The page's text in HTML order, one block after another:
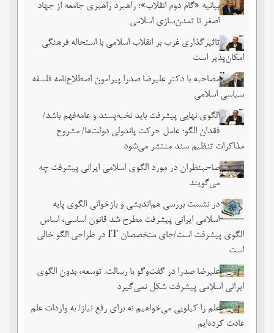
بیانیه «گام دوم انقلاب»؛ راهبرد راهبری جامعه از جهاد
اصغر تا تمدن‌سازی اسلامی
تاثیرگذاری غرب بر انقلاب اسلامی با استحاله فرهنگی
امکان‌پذیر است
مصاحبه با دکتر علیرضا صدرا پیرامون اصطلاح‌نامه فلسفه
سیاسی اسلامی
الگوی نهایی پیشرفت باید نخبه‌پسند و عامه‌فهم باشد/
فقدان الگو؛ عامل حرکت پاندولی دولت‌ها/ مشروح
مذاکرات تنظیم سند منتشر می‌شود
صاحبنظران در مورد الگوی اسلامی ایرانی پیشرفت چه
می‌گویند
در نشست بررسی هم‌اندیشی و بازخوانی الگوی پایه
اسلامی ایرانی پیشرفت مطرح شد قانون اساسی، اساس
الگوی پیشرفت است/جای متخصصان IT در طراحی الگو خالی
است
علیرضا صدرا در گفت‌وگو با رسالت: توسعه، بدون الگوی
ایرانی اسلامی پیشرفت شکل نمی‌گیرد
علم را کیلویی می‌خواهیم نه برای رفع نیاز/ به واردات علم
عادت کرده‌ایم